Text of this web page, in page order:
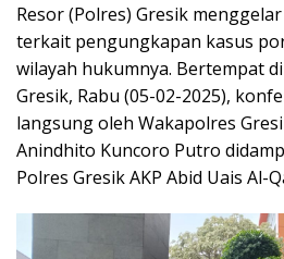
Resor (Polres) Gresik
terkait pengungkapan kasus
wilayah hukumnya. Bertempat
Gresik, Rabu (05-02-2025),
langsung oleh Wakapolres
Anindhito Kuncoro Putro
Polres Gresik AKP Abid Uais Al-